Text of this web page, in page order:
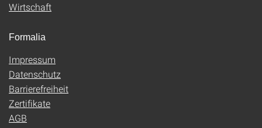
Wirtschaft
Formalia
Impressum
Datenschutz
Barrierefreiheit
Zertifikate
AGB